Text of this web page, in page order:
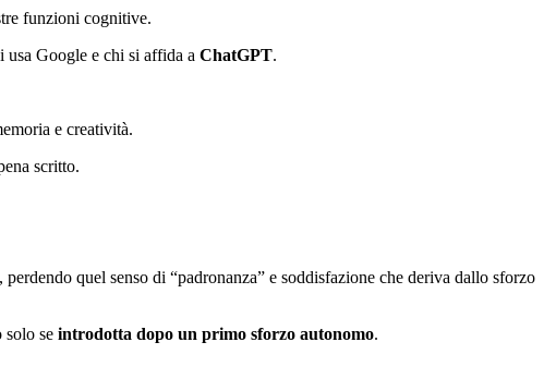
funzioni cognitive.
Google e chi si affida a ChatGPT.
e creatività.
scritto.
quel senso di “padronanza” e soddisfazione che deriva dallo sforzo
solo se introdotta dopo un primo sforzo autonomo.